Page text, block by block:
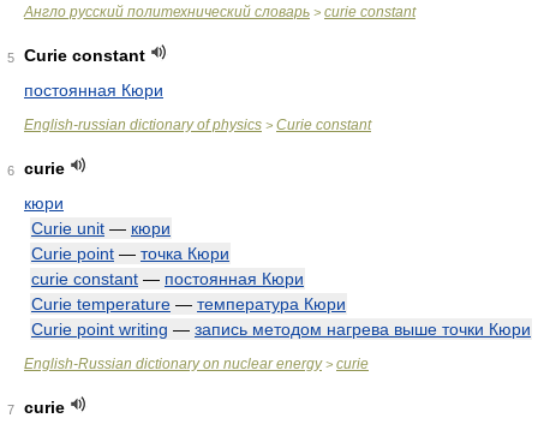
Англо русский политехнический словарь > curie constant
5
Curie constant
постоянная Кюри
English-russian dictionary of physics > Curie constant
6
curie
кюри
Curie unit — кюри
Curie point — точка Кюри
curie constant — постоянная Кюри
Curie temperature — температура Кюри
Curie point writing — запись методом нагрева выше точки Кюри
English-Russian dictionary on nuclear energy> curie
7
curie